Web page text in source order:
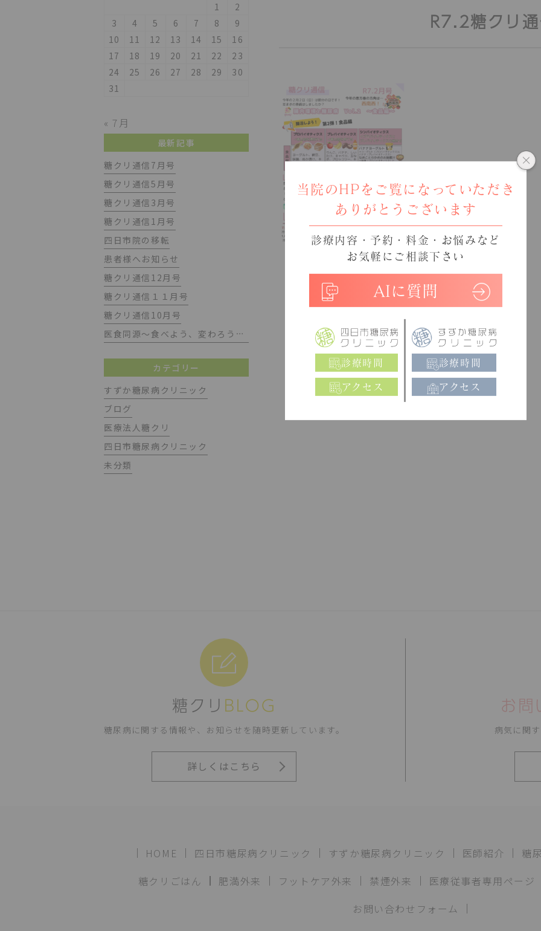
R7.2糖クリ
1
2
3
4 5 6 7 8
9
10
11 12 13 14 15
16
17
18 19 20 21 22
23
24
25 26 27 28 29
30
31
« 7月
最新記事
糖クリ通信7月号
糖クリ通信5月号
糖クリ通信3月号
糖クリ通信1月号
四日市院の移転
患者様へお知らせ
糖クリ通信12月号
糖クリ通信１１月号
糖クリ通信10月号
医食同源～食べよう、変わろう、もっと健康に～
カテゴリー
すずか糖尿病クリニック
ブログ
医療法人糖クリ
四日市糖尿病クリニック
未分類
糖クリ BLOG
糖尿病に関する情報や、 お知らせを随時更新しています。
詳しくはこちら
お
病気に関
HOME 四日市糖尿病クリニック すずか糖尿病クリニック 医師紹介
糖
糖クリごはん
肥満外来 フットケア外来 禁煙外来
医療従事者専用ページ
お問い合わせフォーム
当院のHPをご覧になっていただき
ありがとうございます
診療内容・予約・料金・お悩みなど
お気軽にご相談下さい
AIに質問
診療時間
アクセス
診療時間
アクセス